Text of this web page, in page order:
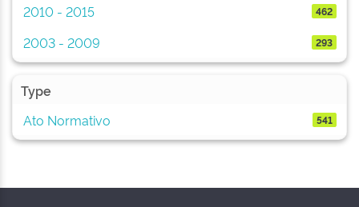
2010 - 2015
462
2003 - 2009 293
Type
Ato Normativo
541